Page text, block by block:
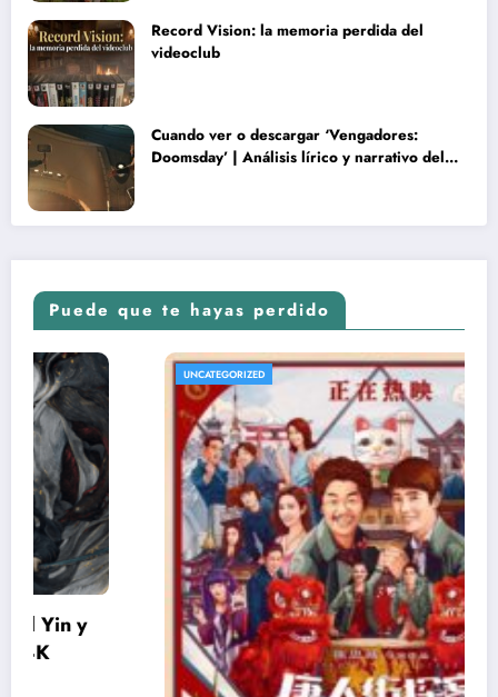
Record Vision: la memoria perdida del
videoclub
Cuando ver o descargar ‘Vengadores:
Doomsday’ | Análisis lírico y narrativo del
Puede que te hayas perdido
UNCATEGORIZED